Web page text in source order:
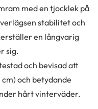
med en tjocklek på
stabilitet och
en långvarig
sig.
och bevisad att
och betydande
hårt vinterväder.